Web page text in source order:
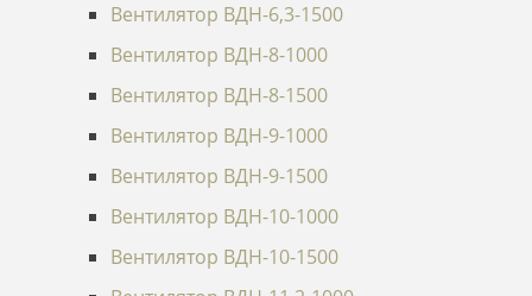
Вентилятор ВДН-6,3-1500
Вентилятор ВДН-8-1000
Вентилятор ВДН-8-1500
Вентилятор ВДН-9-1000
Вентилятор ВДН-9-1500
Вентилятор ВДН-10-1000
Вентилятор ВДН-10-1500